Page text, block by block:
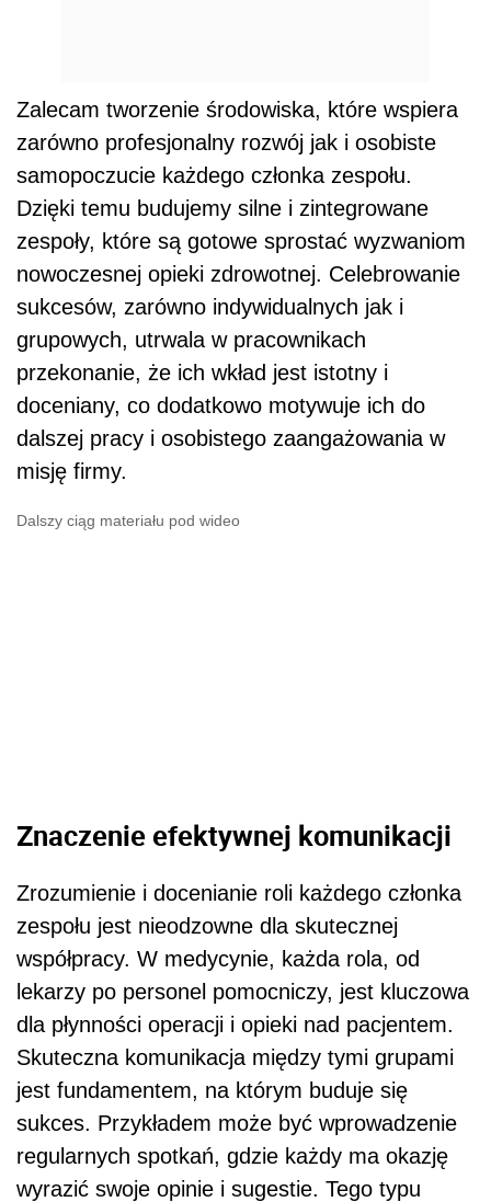
Zalecam tworzenie środowiska, które wspiera
zarówno profesjonalny rozwój jak i osobiste
samopoczucie każdego członka zespołu.
Dzięki temu budujemy silne i zintegrowane
zespoły, które są gotowe sprostać wyzwaniom
nowoczesnej opieki zdrowotnej. Celebrowanie
sukcesów, zarówno indywidualnych jak i
grupowych, utrwala w pracownikach
przekonanie, że ich wkład jest istotny i
doceniany, co dodatkowo motywuje ich do
dalszej pracy i osobistego zaangażowania w
misję firmy.
Dalszy ciąg materiału pod wideo
Znaczenie efektywnej komunikacji
Zrozumienie i docenianie roli każdego członka
zespołu jest nieodzowne dla skutecznej
współpracy. W medycynie, każda rola, od
lekarzy po personel pomocniczy, jest kluczowa
dla płynności operacji i opieki nad pacjentem.
Skuteczna komunikacja między tymi grupami
jest fundamentem, na którym buduje się
sukces. Przykładem może być wprowadzenie
regularnych spotkań, gdzie każdy ma okazję
wyrazić swoje opinie i sugestie. Tego typu